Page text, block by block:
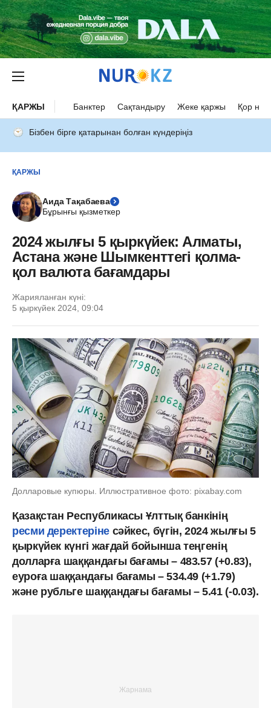
ҚАРЖЫ Банктер Сақтандыру Жеке қаржы Қор
Бізбен бірге қатарынан болған күндеріңіз
ҚАРЖЫ
Аида Тақабаева
Бұрынғы қызметкер
2024 жылғы 5 қыркүйек: Алматы,
Астана және Шымкенттегі қолма-
қол валюта бағамдары
Жарияланған күні:
5 қыркүйек 2024, 09:04
Долларовые купюры. Иллюстративное фото: pixabay.com
Қазақстан Республикасы Ұлттық банкінің
ресми деректерінесәйкес, бүгін, 2024 жылғы 5
қыркүйек күнгі жағдай бойынша теңгенің
долларға шаққандағы бағамы – 483.57 (+0.83),
еуроға шаққандағы бағамы – 534.49 (+1.79)
және рубльге шаққандағы бағамы – 5.41 (-0.03).